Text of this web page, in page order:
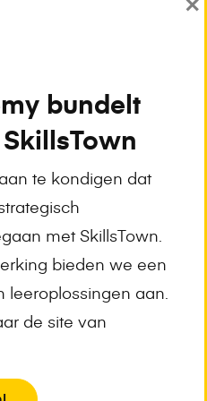
van het verbeteren
Academy jouw
gegevens altijd
bijwerken en
inzien
Als je bij Online
afsluit, kun je op
pagina de belangrijkste
bundelt
te kondigen dat
met SkillsTown.
bieden we een
aan.
de site van